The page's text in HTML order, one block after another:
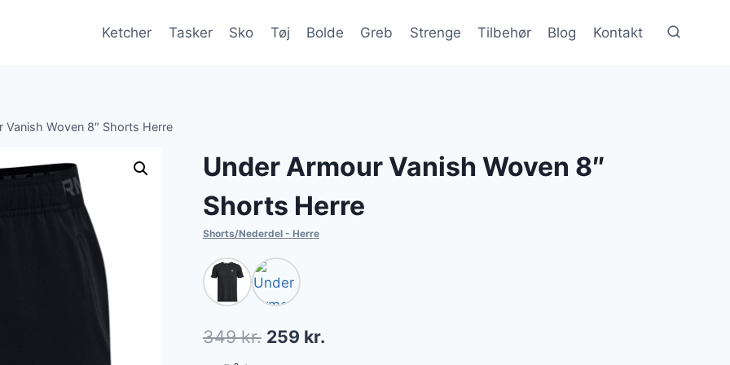
Ketcher Tasker Sko Tøj Bolde Greb Strenge Tilbehør Blog Kontakt
Vanish Woven 8″ Shorts Herre
Under Armour Vanish Woven 8″
Shorts Herre
Shorts/Nederdel - Herre
349kr. Den
259 kr.Den